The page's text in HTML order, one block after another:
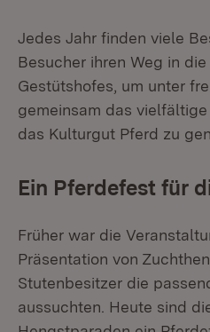
Jedes Jahr finden viele
Besucher ihren Weg in
Gestütshofes, um unter
gemeinsam das
das Kulturgut Pferd zu
Ein Pferdefest für
Früher war die
Präsentation von
Stutenbesitzer die
aussuchten. Heute sind